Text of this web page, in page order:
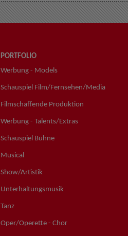
PORTFOLIO
Werbung - Models
Schauspiel Film/Fernsehen/Media
Filmschaffende Produktion
Werbung - Talents/Extras
Schauspiel Bühne
Musical
Show/Artistik
Unterhaltungsmusik
Tanz
Oper/Operette - Chor